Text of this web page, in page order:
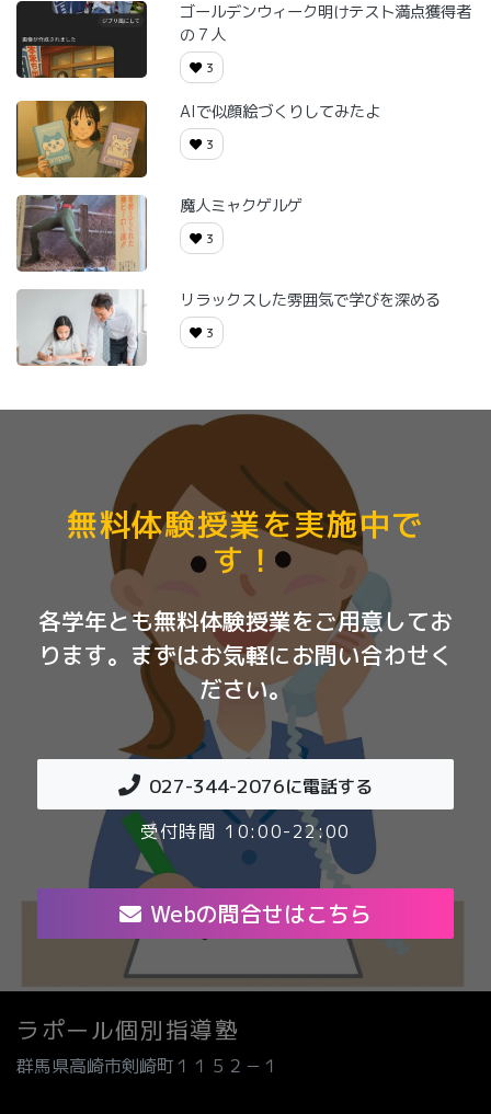
ゴールデンウィーク明けテスト満点獲得者
の７人
3
AIで似顔絵づくりしてみたよ
3
魔人ミャクゲルゲ
3
リラックスした雰囲気で学びを深める
3
無料体験授業を実施中で
す！
各学年とも無料体験授業をご用意してお
ります。まずはお気軽にお問い合わせく
ださい。
027-344-2076に電話する
受付時間 10:00-22:00
Webの問合せはこちら
ラポール個別指導塾
群馬県高崎市剣崎町１１５２－１